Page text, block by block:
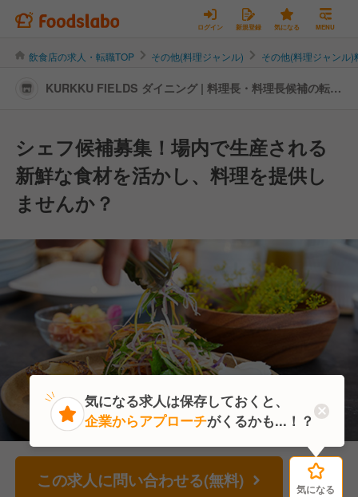
ログイン 新規登録 気になる MENU
飲食店の求人・転職TOP その他(料理ジャンル) その他(料理ジャンル
KURKKU FIELDS ダイニング | 料理長・料理長候補の転
シェフ候補募集！場内で生産される
新鮮な食材を活かし、料理を提供し
ませんか？
この求人に問い合わせる(無料) 気になる
気になる
気になる求人は保存しておくと、
企業からアプローチがくるかも...！？